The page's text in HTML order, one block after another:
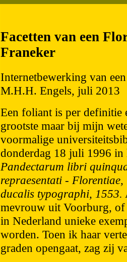
Facetten van een
Franeker
Internetbewerking van
M.H.H. Engels, juli 2013
Een foliant is per definitie
grootste maar bij mijn
voormalige
donderdag 18 juli 1996 in
Pandectarum libri
repraesentati -
ducalis typographi, 1553.
mevrouw uit Voorburg,
in Nederland unieke
worden. Toen ik haar
graden opengaat, zag zij